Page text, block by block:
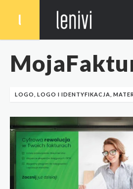
LOGO, LOGO I IDENTYFIKACJA,